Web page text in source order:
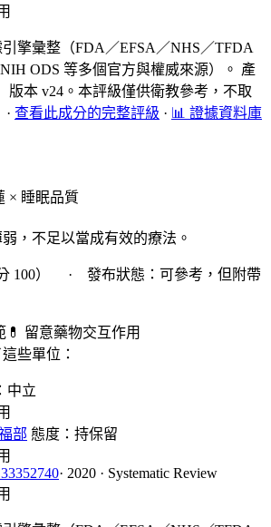
擎彙整（FDA／EFSA／NHS／TFDA
ODS 等多個官方與權威來源）。 產
版本 v24。本評級僅供衛教參考，不取
· 查看此成分的完整評級 · 📊 證據資料庫
× 睡眠品質
，不足以當成有效的療法。
100） · 發布狀態：可參考，但附帶
💊 留意藥物交互作用
些單位：
中立
部 態度：持保留
· 2020 · Systematic Review